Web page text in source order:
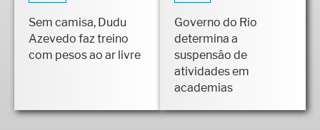
Sem camisa, Dudu
Azevedo faz treino
com pesos ao ar livre
Governo do Rio
determina a
suspensão de
atividades em
academias